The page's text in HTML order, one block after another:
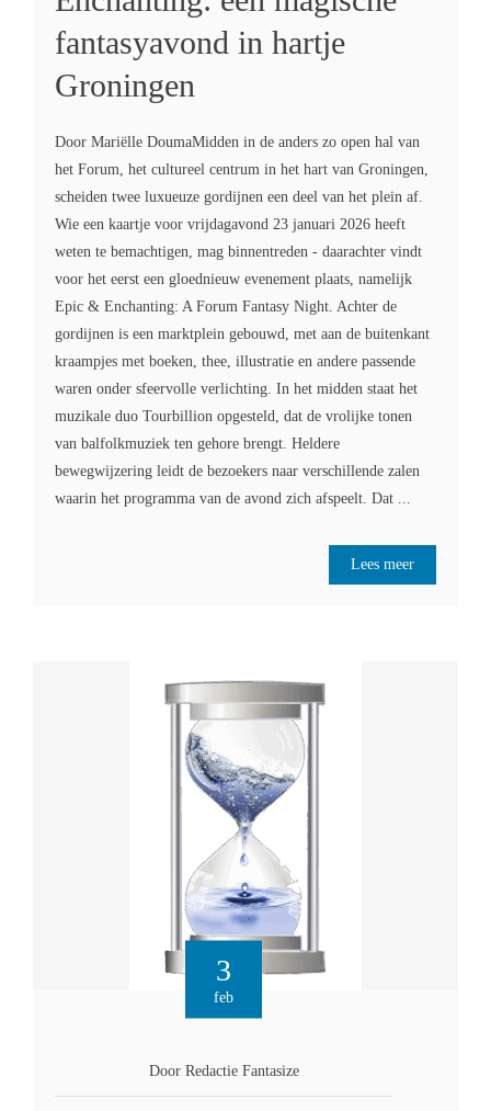
fantasyavond in hartje
Groningen
Door Mariëlle DoumaMidden in de anders zo open hal van
het Forum, het cultureel centrum in het hart van Groningen,
scheiden twee luxueuze gordijnen een deel van het plein af.
Wie een kaartje voor vrijdagavond 23 januari 2026 heeft
weten te bemachtigen, mag binnentreden - daarachter vindt
voor het eerst een gloednieuw evenement plaats, namelijk
Epic & Enchanting: A Forum Fantasy Night. Achter de
gordijnen is een marktplein gebouwd, met aan de buitenkant
kraampjes met boeken, thee, illustratie en andere passende
waren onder sfeervolle verlichting. In het midden staat het
muzikale duo Tourbillion opgesteld, dat de vrolijke tonen
van balfolkmuziek ten gehore brengt. Heldere
bewegwijzering leidt de bezoekers naar verschillende zalen
waarin het programma van de avond zich afspeelt. Dat ...
Lees meer
3
feb
Door Redactie Fantasize